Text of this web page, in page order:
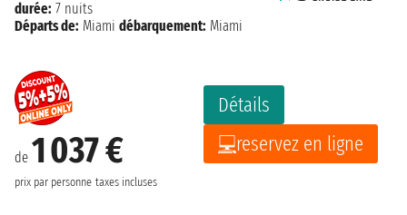
de 1 037 €
prix par personne taxes incluses
Détails
reservez en ligne
durée: 7 nuits
Départs de: Miami débarquement: Miami